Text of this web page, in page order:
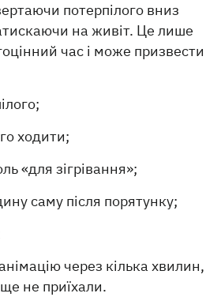
потерпілого вниз
на живіт. Це лише
час і може призвести
ходити;
«для зігрівання»;
саму після порятунку;
через кілька хвилин,
не приїхали.